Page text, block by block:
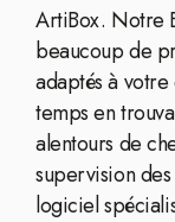
ArtiBox. Notre
beaucoup de
adaptés à
temps en
alentours de
supervision
logiciel